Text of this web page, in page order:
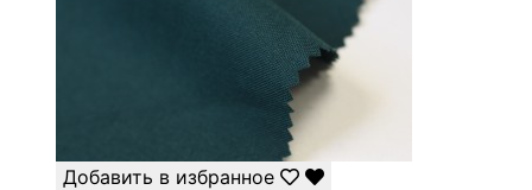
Добавить в избранное